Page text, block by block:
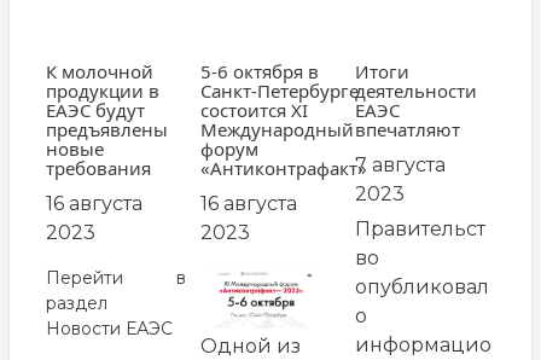
К молочной
продукции в
ЕАЭС будут
предъявлены
новые
требования
16 августа
2023
Перейти в
раздел
Новости ЕАЭС
5-6 октября в
Санкт-Петербурге
состоится XI
Международный
форум
«Антиконтрафакт»
16 августа
2023
Одной из
Итоги
деятельности
ЕАЭС
впечатляют
7 августа
2023
Правительст
во
опубликовал
о
информацио